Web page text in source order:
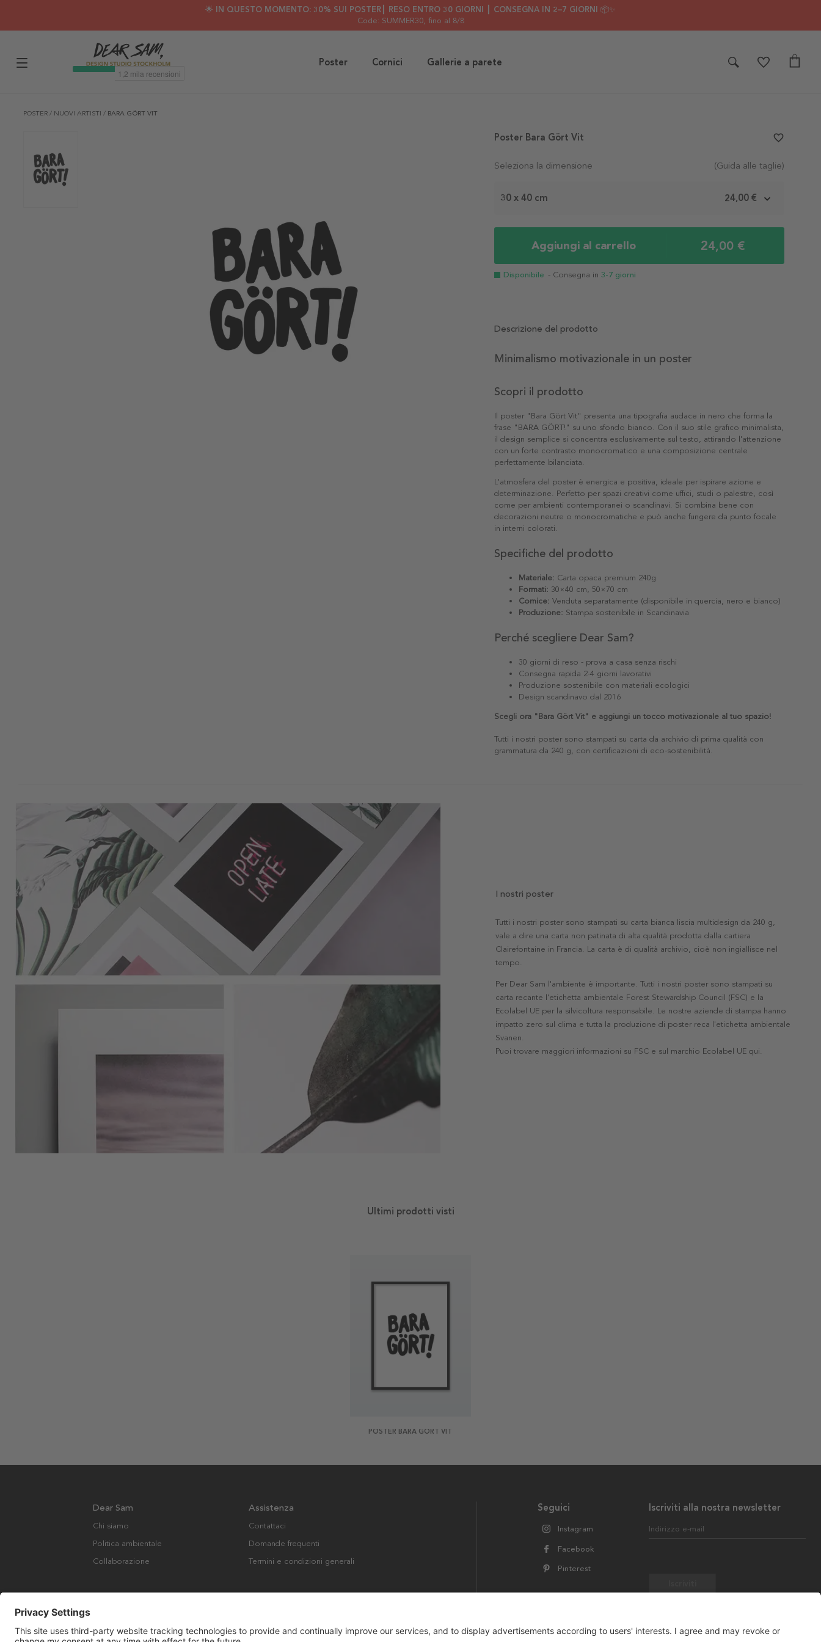
🌟 IN QUESTO MOMENTO: 30% SUI POSTER┃ RESO ENTRO 30 GIORNI ┃ CONSEGNA IN 2–7 GIORNI 📦✨
Code: SUMMER30, fino al 8/8
Poster Cornici Gallerie a parete
POSTER / NUOVI ARTISTI / BARA GÖRT VIT
Seleziona la dimensione (Guida alle taglie)
30 x 40 cm 24,00 €
Aggiungi al carrello 24,00 €
Disponibile - Consegna in 3-7 giorni
Poster Bara Gört Vit favorite_border
Descrizione del prodotto
Minimalismo motivazionale in un poster
Scopri il prodotto
Il poster "Bara Gört Vit" presenta una tipografia audace in nero che forma la
frase "BARA GÖRT!" su uno sfondo bianco. Con il suo stile grafico minimalista,
il design semplice si concentra esclusivamente sul testo, attirando l'attenzione
con un forte contrasto monocromatico e una composizione centrale
perfettamente bilanciata.
L'atmosfera del poster è energica e positiva, ideale per ispirare azione e
determinazione. Perfetto per spazi creativi come uffici, studi o palestre, così
come per ambienti contemporanei o scandinavi. Si combina bene con
decorazioni neutre o monocromatiche e può anche fungere da punto focale
in interni colorati.
Specifiche del prodotto
Materiale: Carta opaca premium 240g
Formati: 30×40 cm, 50×70 cm
Cornice: Venduta separatamente (disponibile in quercia, nero e bianco)
Produzione: Stampa sostenibile in Scandinavia
Perché scegliere Dear Sam?
30 giorni di reso - prova a casa senza rischi
Consegna rapida 2-4 giorni lavorativi
Produzione sostenibile con materiali ecologici
Design scandinavo dal 2016
Scegli ora "Bara Gört Vit" e aggiungi un tocco motivazionale al tuo spazio!
Tutti i nostri poster sono stampati su carta da archivio di prima qualità con
grammatura da 240 g, con certificazioni di eco-sostenibilità.
I nostri poster
Tutti i nostri poster sono stampati su carta bianca liscia multidesign da 240 g,
vale a dire una carta non patinata di alta qualità prodotta dalla cartiera
Clairefontaine in Francia. La carta è di qualità archivio, cioè non ingiallisce nel
tempo.
Per Dear Sam l'ambiente è importante. Tutti i nostri poster sono stampati su
carta recante l'etichetta ambientale Forest Stewardship Council (FSC) e la
Ecolabel UE per la silvicoltura responsabile. Le nostre aziende di stampa hanno
impatto zero sul clima e tutta la produzione di poster reca l'etichetta ambientale
Svanen.
Puoi trovare maggiori informazioni su FSC e sul marchio Ecolabel UE qui.
Ultimi prodotti visti
POSTER BARA GÖRT VIT
Iscriviti alla nostra newsletter
Indirizzo e-mail
Seguici
Instagram
Facebook
Pinterest
Dear Sam
Chi siamo
Politica ambientale
Collaborazione
Assistenza
Contattaci
Domande frequenti
Termini e condizioni generali